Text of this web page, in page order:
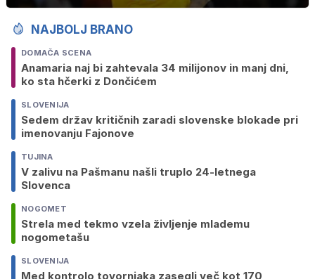
NAJBOLJ BRANO
DOMAČA SCENA
Anamaria naj bi zahtevala 34 milijonov in manj dni,
ko sta hčerki z Dončićem
SLOVENIJA
Sedem držav kritičnih zaradi slovenske blokade pri
imenovanju Fajonove
TUJINA
V zalivu na Pašmanu našli truplo 24-letnega
Slovenca
NOGOMET
Strela med tekmo vzela življenje mlademu
nogometašu
SLOVENIJA
Med kontrolo tovornjaka zasegli več kot 170